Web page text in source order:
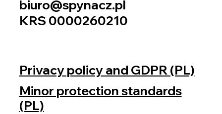
biuro@spynacz.pl
KRS 0000260210
Privacy policy and GDPR (PL)
Minor protection standards
(PL)